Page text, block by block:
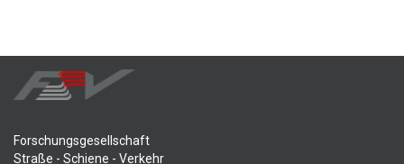
Forschungsgesellschaft
Straße - Schiene - Verkehr